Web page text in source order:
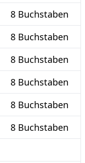
8 Buchstaben
8 Buchstaben
8 Buchstaben
8 Buchstaben
8 Buchstaben
8 Buchstaben